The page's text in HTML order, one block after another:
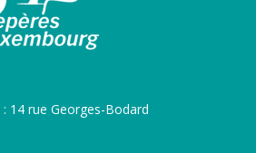
: 14 rue Georges-Bodard